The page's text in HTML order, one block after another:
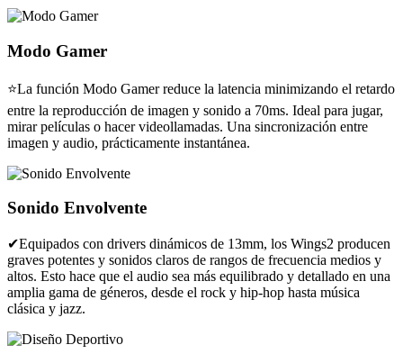
Modo Gamer
⭐La función Modo Gamer reduce la latencia minimizando el retardo
entre la reproducción de imagen y sonido a 70ms. Ideal para jugar,
mirar películas o hacer videollamadas. Una sincronización entre
imagen y audio, prácticamente instantánea.
Sonido Envolvente
✔Equipados con drivers dinámicos de 13mm, los Wings2 producen
graves potentes y sonidos claros de rangos de frecuencia medios y
altos. Esto hace que el audio sea más equilibrado y detallado en una
amplia gama de géneros, desde el rock y hip-hop hasta música
clásica y jazz.